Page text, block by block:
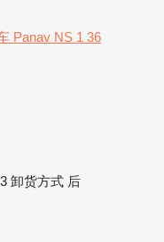
Panav NS 1 36
3 卸货方式 后